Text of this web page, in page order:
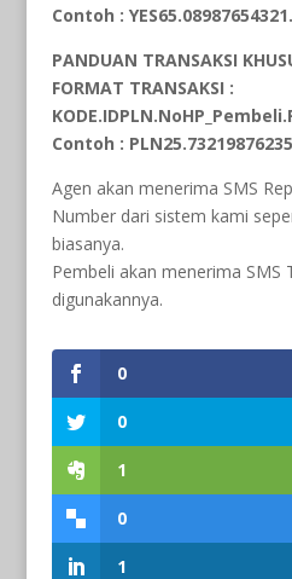
Contoh :
PANDUAN TRANSAKSI
FORMAT TRANSAKSI :
Contoh :
Agen akan menerima SMS
Number dari sistem kami
biasanya.
Pembeli akan menerima SMS
digunakannya.
0
0
1
0
1